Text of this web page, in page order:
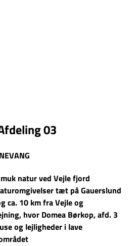
03
natur ved Vejle fjord
tæt på Gauerslund
ca. 10 km fra Vejle og
hvor Domea Børkop, afd. 3
og lejligheder i lave